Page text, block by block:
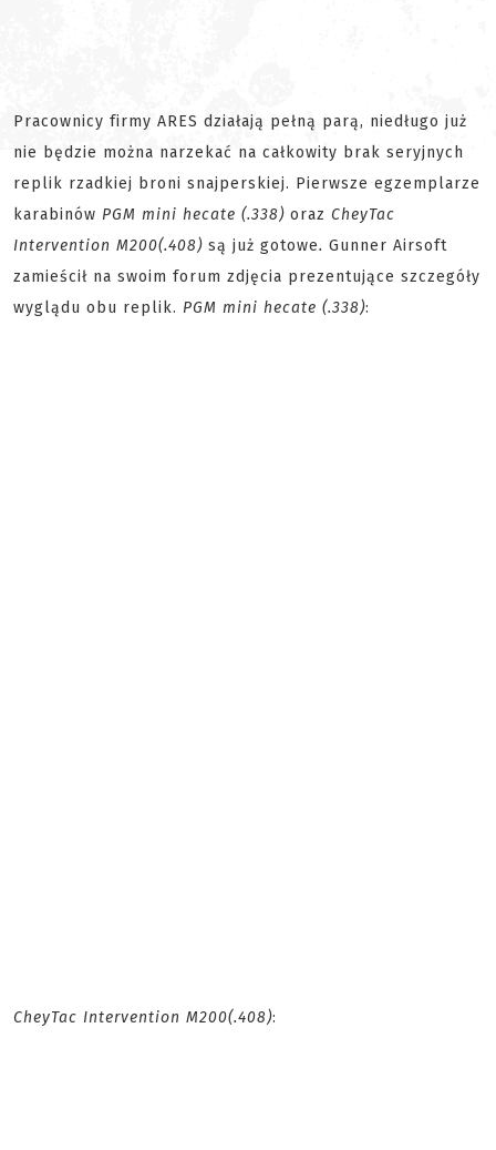
Pracownicy firmy ARES działają pełną parą, niedługo już
nie będzie można narzekać na całkowity brak seryjnych
replik rzadkiej broni snajperskiej. Pierwsze egzemplarze
karabinów PGM mini hecate (.338) oraz CheyTac
Intervention M200(.408) są już gotowe. Gunner Airsoft
zamieścił na swoim forum zdjęcia prezentujące szczegóły
wyglądu obu replik. PGM mini hecate (.338):
CheyTac Intervention M200(.408):